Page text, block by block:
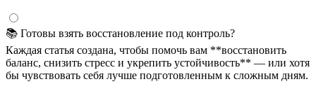
📚 Готовы взять восстановление под контроль?
Каждая статья создана, чтобы помочь вам **восстановить
баланс, снизить стресс и укрепить устойчивость** — или хотя
бы чувствовать себя лучше подготовленным к сложным дням.